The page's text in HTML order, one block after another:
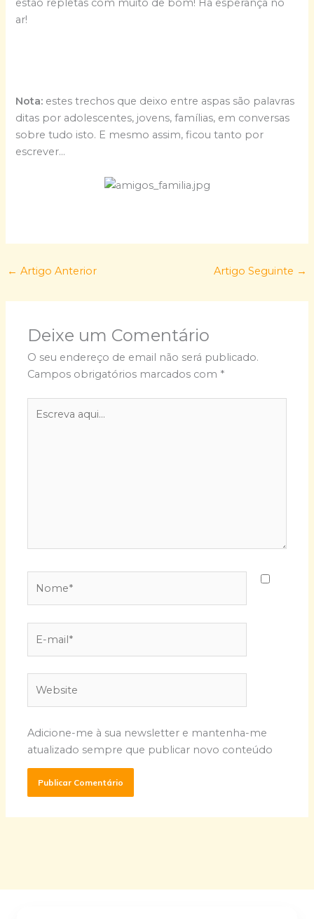
estão repletas com muito de bom! Há esperança no
ar!
Nota: estes trechos que deixo entre aspas são palavras
ditas por adolescentes, jovens, famílias, em conversas
sobre tudo isto. E mesmo assim, ficou tanto por
escrever…
← Artigo Anterior Artigo Seguinte →
Deixe um Comentário
O seu endereço de email não será publicado.
Campos obrigatórios marcados com *
mail*
Adicione-me à sua newsletter e mantenha-me
atualizado sempre que publicar novo conteúdo